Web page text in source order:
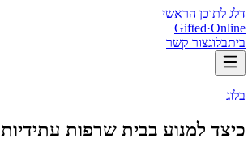
דלג לתוכן הראשי
Gifted·Online
ביתבלוגצור קשר
בלוג
כיצד למנוע בבית שרפות עתידיות